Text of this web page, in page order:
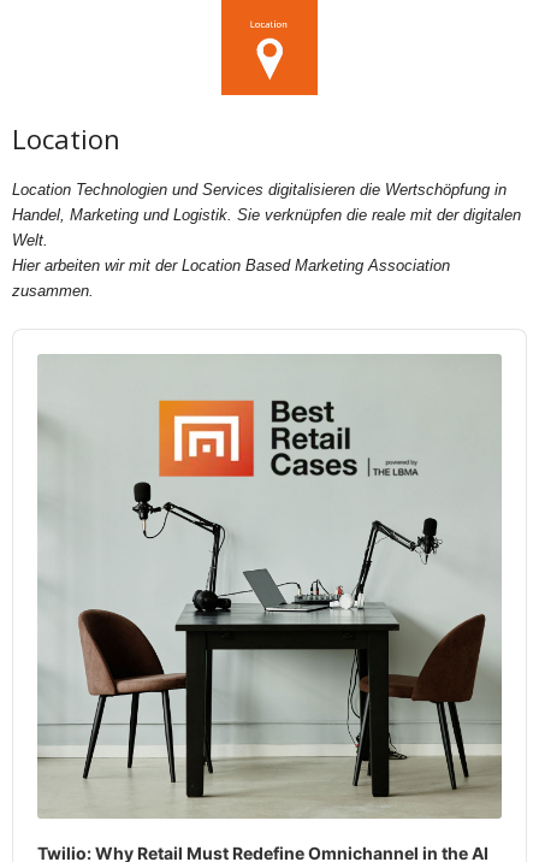
Location
Location Technologien und Services digitalisieren die Wertschöpfung in
Handel, Marketing und Logistik. Sie verknüpfen die reale mit der digitalen
Welt.
Hier arbeiten wir mit der Location Based Marketing Association
zusammen.
Audio
Player
Twilio: Why Retail Must Redefine Omnichannel in the AI